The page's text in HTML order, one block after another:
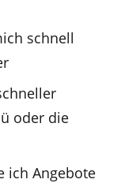
schnell
oder die
ich Angebote